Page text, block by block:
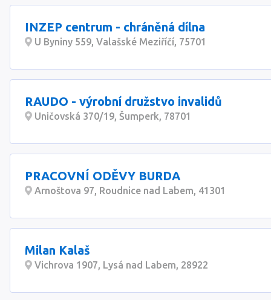
INZEP centrum - chráněná dílna
U Byniny 559, Valašské Meziříčí, 75701
RAUDO - výrobní družstvo invalidů
Uničovská 370/19, Šumperk, 78701
PRACOVNÍ ODĚVY BURDA
Arnoštova 97, Roudnice nad Labem, 41301
Milan Kalaš
Vichrova 1907, Lysá nad Labem, 28922